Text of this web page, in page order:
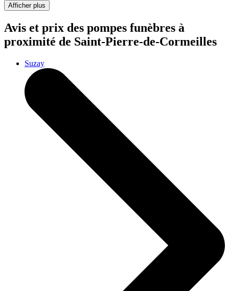
Afficher plus
Avis et prix des pompes funèbres à
proximité de Saint-Pierre-de-Cormeilles
Suzay